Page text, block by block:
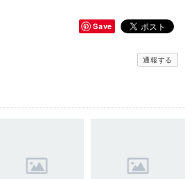
Save
通報する